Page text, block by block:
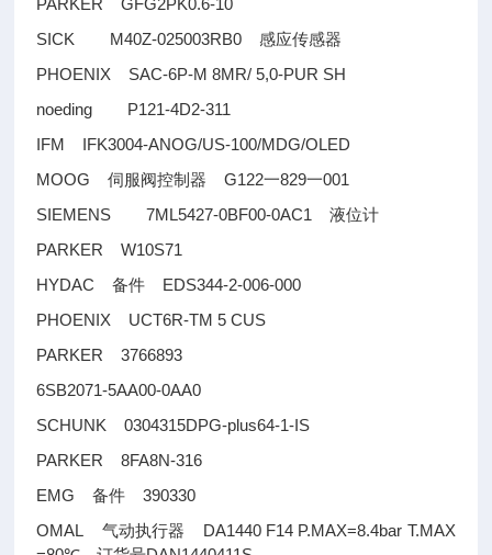
PARKER GFG2PK0.6-10
SICK M40Z-025003RB0感应传感器
PHOENIX SAC-6P-M 8MR/ 5,0-PUR SH
noeding P121-4D2-311
IFM IFK3004-ANOG/US-100/MDG/OLED
MOOG伺服阀控制器 G122一829一001
SIEMENS 7ML5427-0BF00-0AC1液位计
PARKER W10S71
HYDAC备件 EDS344-2-006-000
PHOENIX UCT6R-TM 5 CUS
PARKER 3766893
6SB2071-5AA00-0AA0
SCHUNK 0304315DPG-plus64-1-IS
PARKER 8FA8N-316
EMG备件 390330
OMAL 气动执行器
DA1440 F14 P.MAX=8.4bar T.MAX